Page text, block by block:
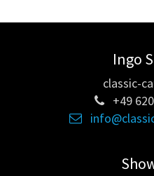
Ingo
classic-
+49